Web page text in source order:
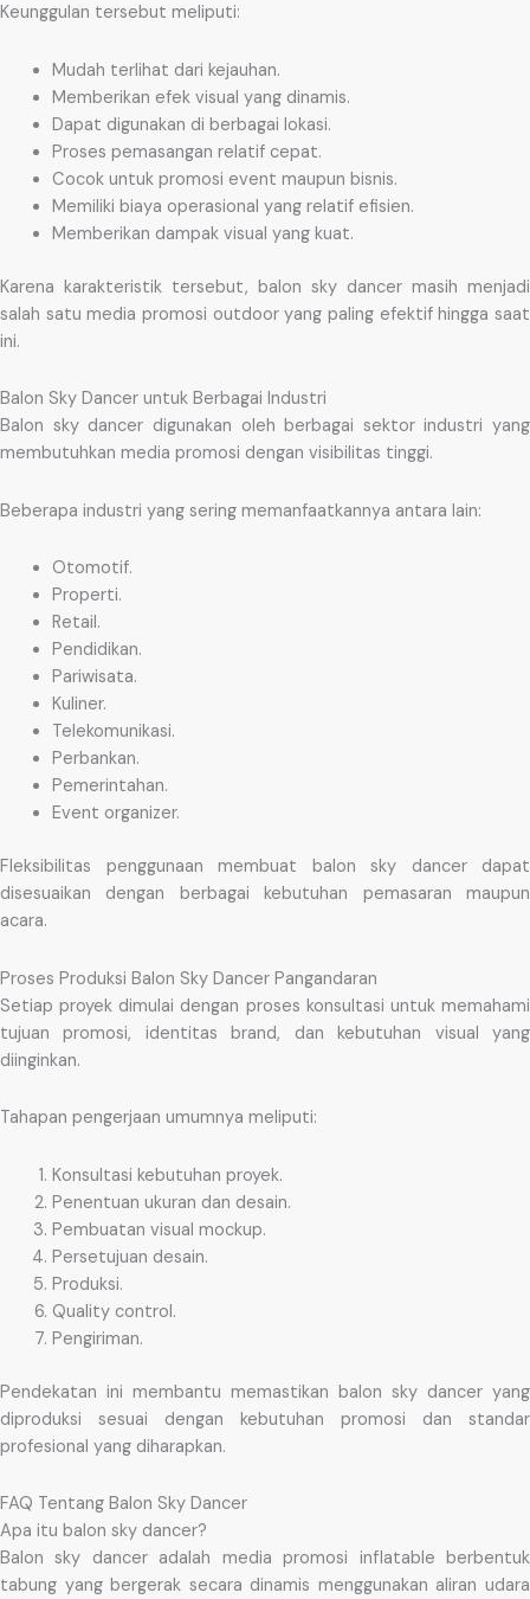
Keunggulan tersebut meliputi:
Mudah terlihat dari kejauhan.
Memberikan efek visual yang dinamis.
Dapat digunakan di berbagai lokasi.
Proses pemasangan relatif cepat.
Cocok untuk promosi event maupun bisnis.
Memiliki biaya operasional yang relatif efisien.
Memberikan dampak visual yang kuat.
Karena karakteristik tersebut, balon sky dancer masih menjadi
salah satu media promosi outdoor yang paling efektif hingga saat
ini.
Balon Sky Dancer untuk Berbagai Industri
Balon sky dancer digunakan oleh berbagai sektor industri yang
membutuhkan media promosi dengan visibilitas tinggi.
Beberapa industri yang sering memanfaatkannya antara lain:
Otomotif.
Properti.
Retail.
Pendidikan.
Pariwisata.
Kuliner.
Telekomunikasi.
Perbankan.
Pemerintahan.
Event organizer.
Fleksibilitas penggunaan membuat balon sky dancer dapat
disesuaikan dengan berbagai kebutuhan pemasaran maupun
acara.
Proses Produksi Balon Sky Dancer Pangandaran
Setiap proyek dimulai dengan proses konsultasi untuk memahami
tujuan promosi, identitas brand, dan kebutuhan visual yang
diinginkan.
Tahapan pengerjaan umumnya meliputi:
Konsultasi kebutuhan proyek.
Penentuan ukuran dan desain.
Pembuatan visual mockup.
Persetujuan desain.
Produksi.
Quality control.
Pengiriman.
Pendekatan ini membantu memastikan balon sky dancer yang
diproduksi sesuai dengan kebutuhan promosi dan standar
profesional yang diharapkan.
FAQ Tentang Balon Sky Dancer
Apa itu balon sky dancer?
Balon sky dancer adalah media promosi inflatable berbentuk
tabung yang bergerak secara dinamis menggunakan aliran udara